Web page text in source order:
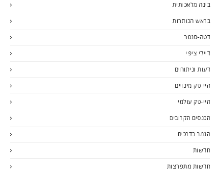
בינה מלאכותית
בראש הכותרות
דטה-סנטר
דיילי ציפי
דעות וניתוחים
היי-טק מינויים
היי-טק עולמי
הכנסים הקרובים
הנמר בדרכים
חדשות
חדשות מתפרצות